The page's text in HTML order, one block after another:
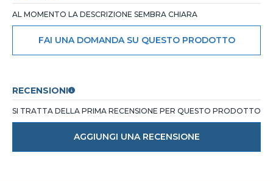
AL MOMENTO LA DESCRIZIONE SEMBRA CHIARA
FAI UNA DOMANDA SU QUESTO PRODOTTO
RECENSIONI
SI TRATTA DELLA PRIMA RECENSIONE PER QUESTO PRODOTTO
AGGIUNGI UNA RECENSIONE